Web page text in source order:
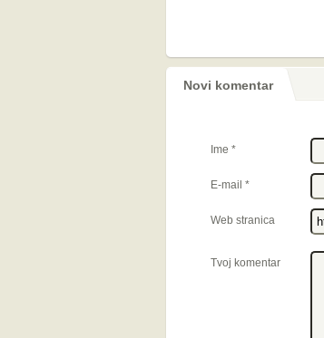
Novi komentar
Ime *
E-mail *
Web stranica
Tvoj komentar